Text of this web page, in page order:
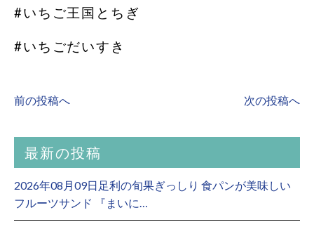
#いちご王国とちぎ
#いちごだいすき
前の投稿へ 次の投稿へ
最新の投稿
2026年08月09日足利の旬果ぎっしり 食パンが美味しい
フルーツサンド 『まいに…